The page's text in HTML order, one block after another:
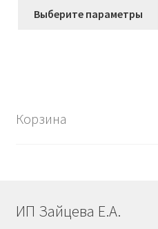
Выберите параметры
Корзина
ИП Зайцева Е.А.